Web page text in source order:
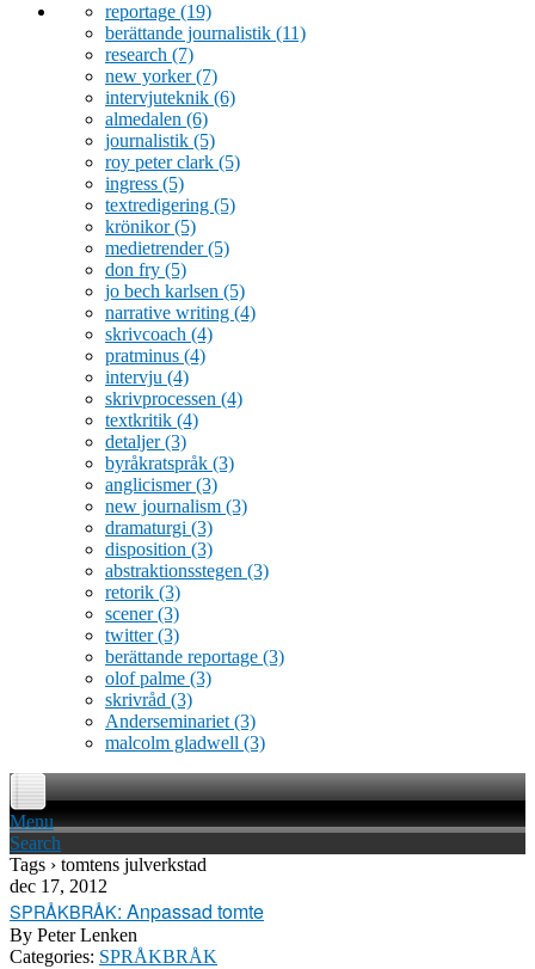
reportage (19)
berättande journalistik (11)
research (7)
new yorker(7)
intervjuteknik (6)
almedalen (6)
journalistik (5)
roy peter clark (5)
ingress (5)
textredigering (5)
krönikor(5)
medietrender(5)
don fry (5)
jo bech karlsen (5)
narrative writing (4)
skrivcoach (4)
pratminus (4)
intervju (4)
skrivprocessen (4)
textkritik (4)
detaljer(3)
byråkratspråk (3)
anglicismer(3)
new journalism (3)
dramaturgi (3)
disposition (3)
abstraktionsstegen (3)
retorik (3)
scener(3)
twitter(3)
berättande reportage (3)
olof palme (3)
skrivråd (3)
Anderseminariet (3)
malcolm gladwell (3)
Menu
Search
Tags › tomtens julverkstad
dec 17, 2012
SPRÅKBRÅK: Anpassad tomte
By Peter Lenken
Categories: SPRÅKBRÅK